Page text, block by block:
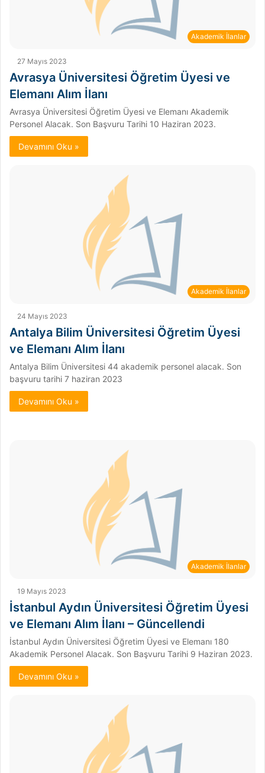
Akademik İlanlar
27 Mayıs 2023
Avrasya Üniversitesi Öğretim Üyesi ve
Elemanı Alım İlanı
Avrasya Üniversitesi Öğretim Üyesi ve Elemanı Akademik
Personel Alacak. Son Başvuru Tarihi 10 Haziran 2023.
Devamını Oku »
Akademik İlanlar
24 Mayıs 2023
Antalya Bilim Üniversitesi Öğretim Üyesi
ve Elemanı Alım İlanı
Antalya Bilim Üniversitesi 44 akademik personel alacak. Son
başvuru tarihi 7 haziran 2023
Devamını Oku »
Akademik İlanlar
19 Mayıs 2023
İstanbul Aydın Üniversitesi Öğretim Üyesi
ve Elemanı Alım İlanı – Güncellendi
İstanbul Aydın Üniversitesi Öğretim Üyesi ve Elemanı 180
Akademik Personel Alacak. Son Başvuru Tarihi 9 Haziran 2023.
Devamını Oku »